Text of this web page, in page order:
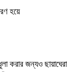
হয়ে
করার জন্যও